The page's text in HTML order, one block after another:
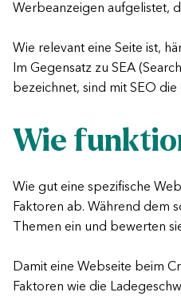
Werbeanzeigen aufgelistet,
Wie relevant eine Seite ist,
Im Gegensatz zu SEA
bezeichnet, sind mit SEO
Wie
Wie gut eine spezifische
Faktoren ab. Während dem
Themen ein und bewerten
Damit eine Webseite beim
Faktoren wie die